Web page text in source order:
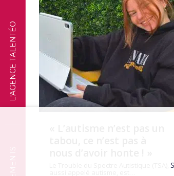
L'AGENCE TALENTÉO TÉMOIGNAGES